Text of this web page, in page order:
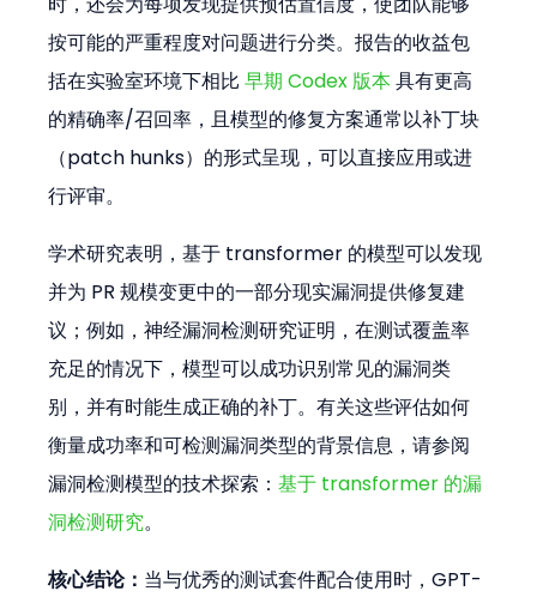
按可能的严重程度对问题进行分类。报告的收益包
括在实验室环境下相比 早期 Codex 版本 具有更高
的精确率/召回率，且模型的修复方案通常以补丁块
（patch hunks）的形式呈现，可以直接应用或进
行评审。
学术研究表明，基于 transformer 的模型可以发现
并为 PR 规模变更中的一部分现实漏洞提供修复建
议；例如，神经漏洞检测研究证明，在测试覆盖率
充足的情况下，模型可以成功识别常见的漏洞类
别，并有时能生成正确的补丁。有关这些评估如何
衡量成功率和可检测漏洞类型的背景信息，请参阅
漏洞检测模型的技术探索：基于 transformer 的漏
洞检测研究。
核心结论： 当与优秀的测试套件配合使用时，GPT-